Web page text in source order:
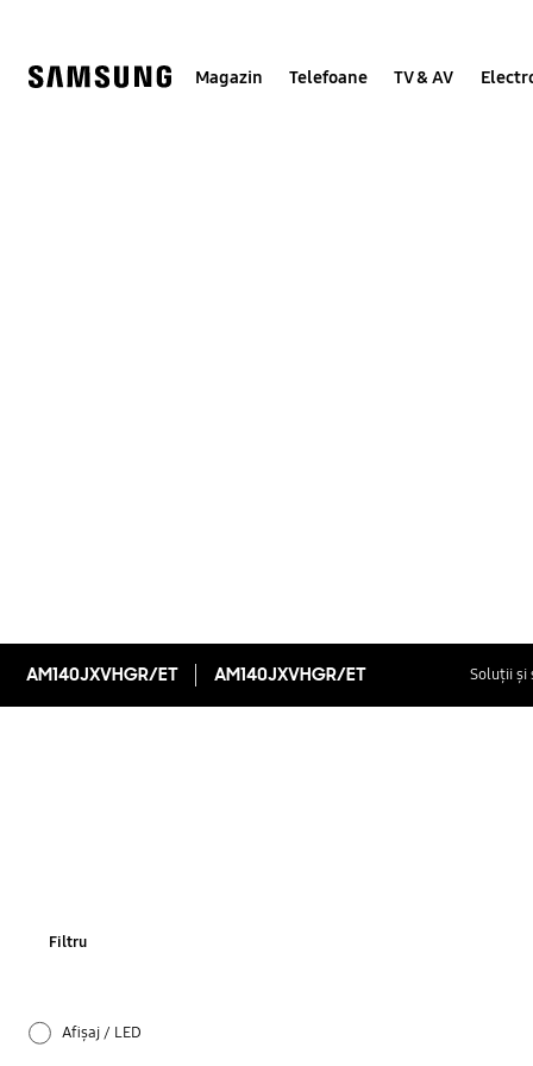
Magazin Telefoane TV & AV
AM140JXVHGR/ET AM140JXVHGR/ET Soluții și
Filtru
Afișaj / LED